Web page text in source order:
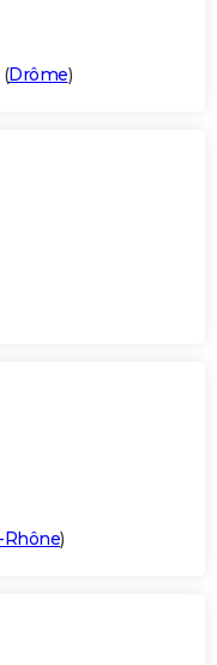
(Drôme)
Rhône)